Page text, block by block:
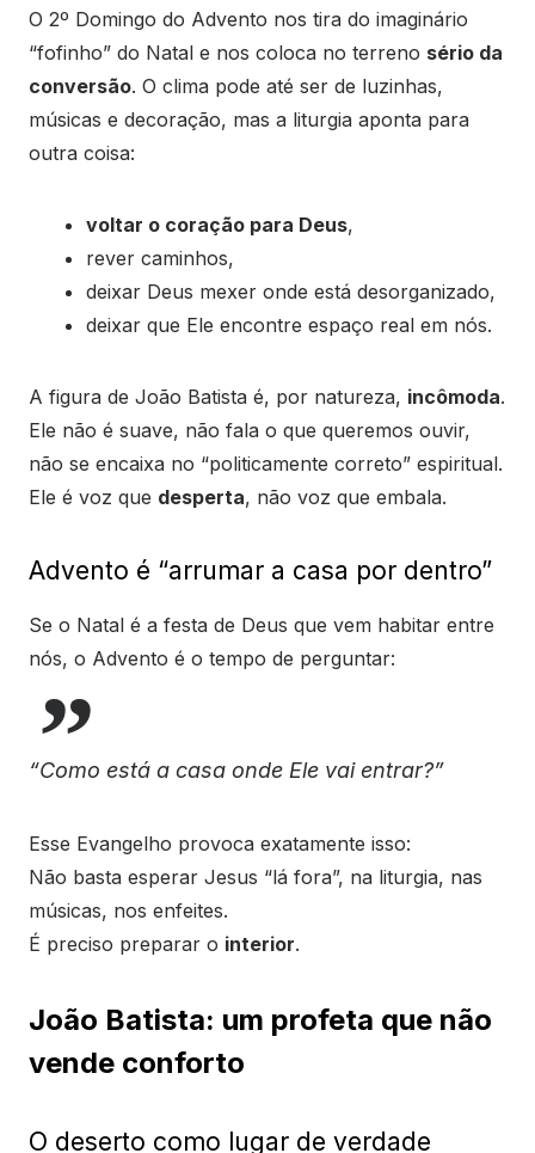
O 2º Domingo do Advento nos tira do imaginário
“fofinho” do Natal e nos coloca no terreno sério da
conversão. O clima pode até ser de luzinhas,
músicas e decoração, mas a liturgia aponta para
outra coisa:
voltar o coração para Deus,
rever caminhos,
deixar Deus mexer onde está desorganizado,
deixar que Ele encontre espaço real em nós.
A figura de João Batista é, por natureza, incômoda.
Ele não é suave, não fala o que queremos ouvir,
não se encaixa no “politicamente correto” espiritual.
Ele é voz que desperta, não voz que embala.
Advento é “arrumar a casa por dentro”
Se o Natal é a festa de Deus que vem habitar entre
nós, o Advento é o tempo de perguntar:
“Como está a casa onde Ele vai entrar?”
Esse Evangelho provoca exatamente isso:
Não basta esperar Jesus “lá fora”, na liturgia, nas
músicas, nos enfeites.
É preciso preparar o interior.
João Batista: um profeta que não
vende conforto
O deserto como lugar de verdade